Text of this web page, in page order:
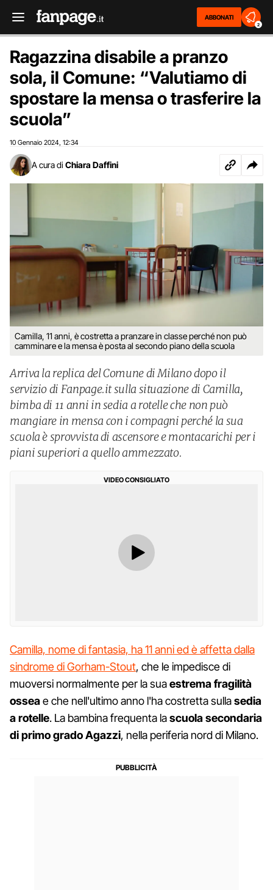
ABBONATI
2
Ragazzina disabile a pranzo
sola, il Comune: “Valutiamo di
spostare la mensa o trasferire la
scuola”
10 Gennaio 2024 12:34
A cura di Chiara Daffini
Camilla, 11 anni, è costretta a pranzare in classe perché non può
camminare e la mensa è posta al secondo piano della scuola
Arriva la replica del Comune di Milano dopo il
servizio di Fanpage.it sulla situazione di Camilla,
bimba di 11 anni in sedia a rotelle che non può
mangiare in mensa con i compagni perché la sua
scuola è sprovvista di ascensore e montacarichi per i
piani superiori a quello ammezzato.
VIDEO CONSIGLIATO
Camilla, nome di fantasia, ha 11 anni ed è affetta dalla
sindrome di Gorham-Stout, che le impedisce di
muoversi normalmente per la suaestrema fragilità
osseae che nell'ultimo anno l'ha costretta sullasedia
a rotelle. La bambina frequenta lascuola secondaria
di primo grado Agazzi, nella periferia nord di Milano.